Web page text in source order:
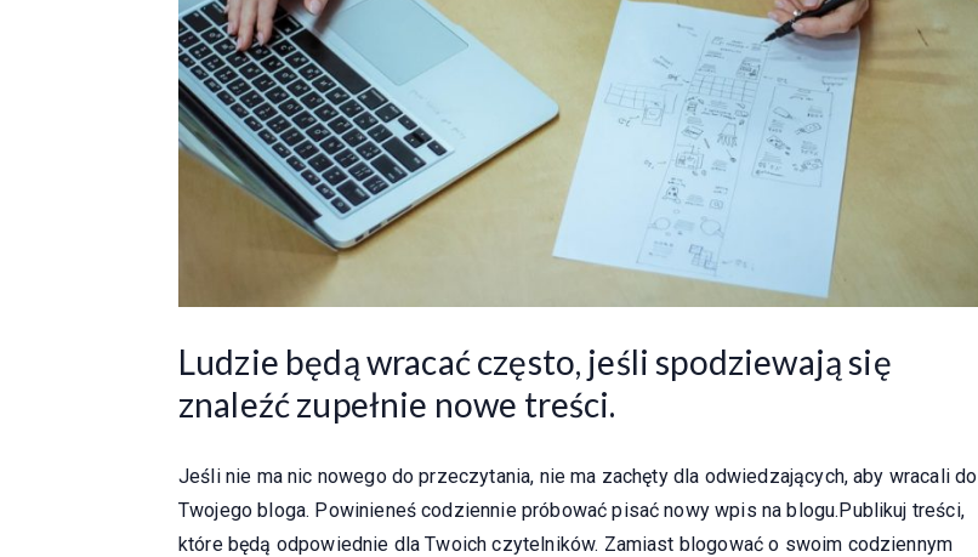
Ludzie będą wracać często, jeśli spodziewają się
znaleźć zupełnie nowe treści.
Jeśli nie ma nic nowego do przeczytania, nie ma zachęty dla odwiedzających, aby wracali do
Twojego bloga. Powinieneś codziennie próbować pisać nowy wpis na blogu.Publikuj treści,
które będą odpowiednie dla Twoich czytelników. Zamiast blogować o swoim codziennym